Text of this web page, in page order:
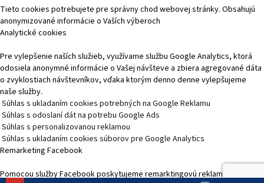
Tieto cookies potrebujete pre správny chod webovej stránky. Obsahujú
anonymizované informácie o Vaších výberoch
Analytické cookies
Pre vylepšenie naších služieb, využívame službu Google Analytics, ktorá
odosiela anonymné informácie o Vašej návšteve a zbiera agregované dáta
o zvyklostiach návštevníkov, vďaka ktorým denno denne vylepšujeme
naše služby.
Súhlas s ukladaním cookies potrebných na Google Reklamu
Súhlas s odoslaní dát na potrebu Google Ads
Súhlas s personalizovanou reklamou
Súhlas s ukladaním cookies súborov pre Google Analytics
Remarketing Facebook
Pomocou služby Facebook poskytujeme remarktingovú reklamu, čím